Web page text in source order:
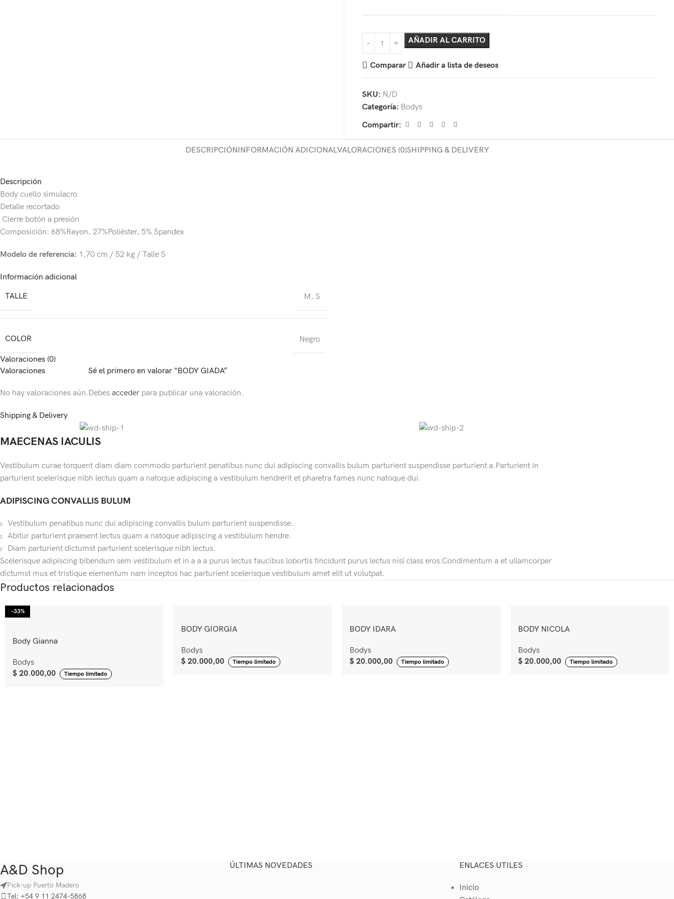
AÑADIR AL CARRITO
Comparar Añadir a lista de deseos
SKU: N/D
Categoría: Bodys
Compartir:
DESCRIPCIÓNINFORMACIÓN ADICIONALVALORACIONES (0)SHIPPING & DELIVERY
Descripción
Body cuello simulacro
Detalle recortado
Cierre botón a presión
Composición: 68%Rayon, 27%Poliéster, 5% Spandex
Modelo de referencia: 1,70 cm / 52 kg / Talle S
Información adicional
TALLE
M , S
COLOR Negro
Valoraciones (0)
Valoraciones
No hay valoraciones aún.
Sé el primero en valorar “BODY GIADA”
Debes acceder para publicar una valoración.
Shipping & Delivery
MAECENAS IACULIS
Vestibulum curae torquent diam diam commodo parturient penatibus nunc dui adipiscing convallis bulum parturient suspendisse parturient a.Parturient in
parturient scelerisque nibh lectus quam a natoque adipiscing a vestibulum hendrerit et pharetra fames nunc natoque dui.
ADIPISCING CONVALLIS BULUM
Vestibulum penatibus nunc dui adipiscing convallis bulum parturient suspendisse.
Abitur parturient praesent lectus quam a natoque adipiscing a vestibulum hendre.
Diam parturient dictumst parturient scelerisque nibh lectus.
Scelerisque adipiscing bibendum sem vestibulum et in a a a purus lectus faucibus lobortis tincidunt purus lectus nisl class eros.Condimentum a et ullamcorper
dictumst mus et tristique elementum nam inceptos hac parturient scelerisque vestibulum amet elit ut volutpat.
Productos relacionados
-33%
Body Gianna
Bodys
$ 20.000,00 Tiempo limitado
BODY GIORGIA
Bodys
$ 20.000,00 Tiempo limitado
BODY IDARA
Bodys
$ 20.000,00 Tiempo limitado
BODY NICOLA
Bodys
$ 20.000,00 Tiempo limitado
A&D Shop
Pick-up Puerto Madero
Tel: +54 9 11 2474-5868
ÚLTIMAS NOVEDADES ENLACES UTILES
Inicio